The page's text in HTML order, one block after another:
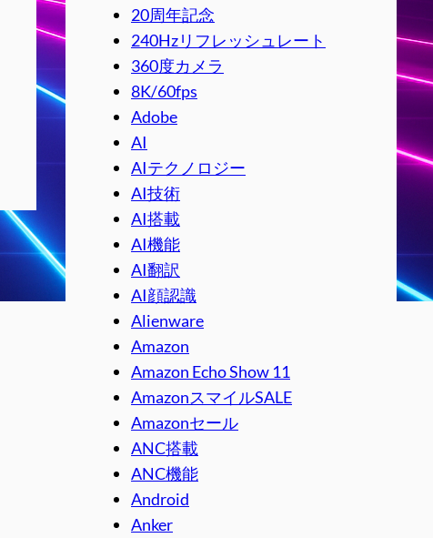
20周年記念
240Hzリフレッシュレート
360度カメラ
8K/60fps
Adobe
AI
AIテクノロジー
AI技術
AI搭載
AI機能
AI翻訳
AI顔認識
Alienware
Amazon
Amazon Echo Show 11
AmazonスマイルSALE
Amazonセール
ANC搭載
ANC機能
Android
Anker